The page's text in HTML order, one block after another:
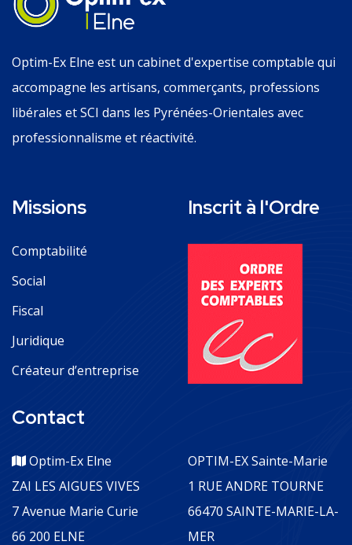
Optim-Ex Elne est un cabinet d'expertise comptable qui
accompagne les artisans, commerçants, professions
libérales et SCI dans les Pyrénées-Orientales avec
professionnalisme et réactivité.
Missions
Comptabilité
Social
Fiscal
Juridique
Créateur d’entreprise
Inscrit à l'Ordre
Contact
Optim-Ex Elne
ZAI LES AIGUES VIVES
7 Avenue Marie Curie
66 200 ELNE
OPTIM-EX Sainte-Marie
1 RUE ANDRE TOURNE
66470 SAINTE-MARIE-LA-
MER